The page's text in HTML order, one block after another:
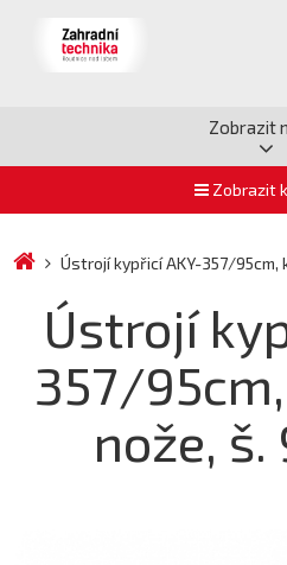
Zobrazit
Zobrazit
Ústrojí kypřicí AKY-357/95cm,
Ústrojí
357/
nože, š.